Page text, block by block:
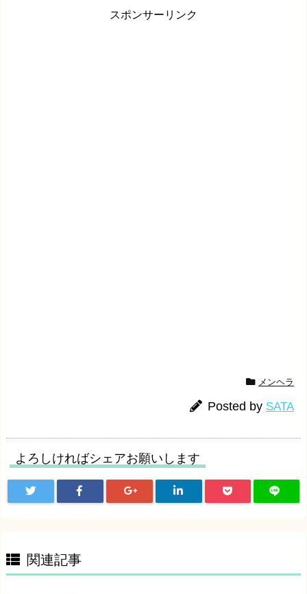
スポンサーリンク
メンヘラ
Posted by SATA
よろしければシェアお願いします
関連記事